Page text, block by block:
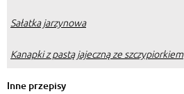
Sałatka jarzynowa
Kanapki z pastą jajeczną ze szczypiorkiem
Inne przepisy